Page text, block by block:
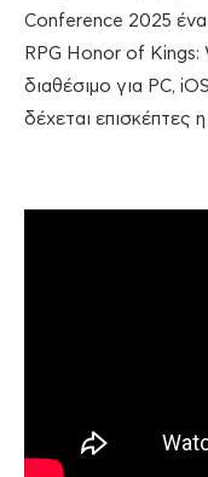
Conference 2025
RPG Honor of Kings:
διαθέσιμο για PC,
δέχεται επισκέπτες